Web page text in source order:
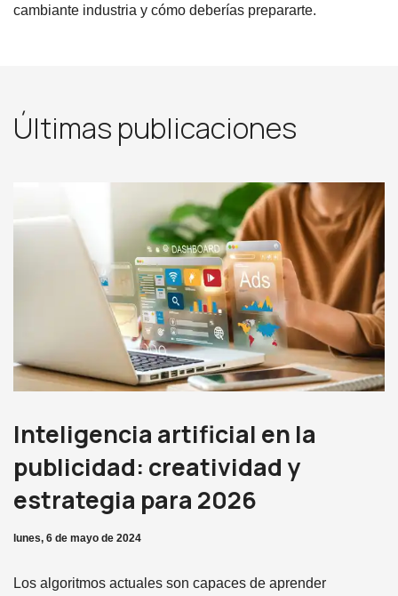
cambiante industria y cómo deberías prepararte.
Últimas publicaciones
Inteligencia artificial en la
publicidad: creatividad y
estrategia para 2026
lunes, 6 de mayo de 2024
Los algoritmos actuales son capaces de aprender